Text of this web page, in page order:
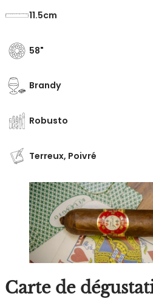
11.5
58
Brandy
Robusto
Terreux, Poivré
Carte de